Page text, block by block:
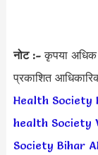
नोट :-कृपया अधिक
प्रकाशित
Health Society
health Society
Society Bihar